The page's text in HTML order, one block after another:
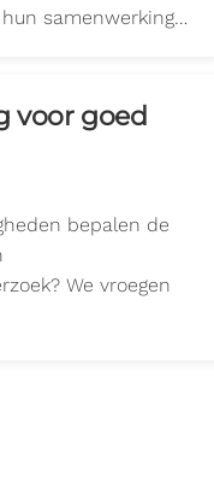
samenwerking…
voor goed
bepalen de
We vroegen